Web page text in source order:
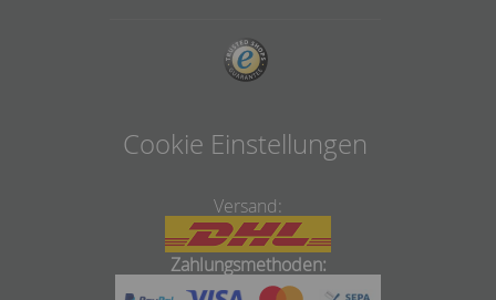
Cookie Einstellungen
Versand:
Zahlungsmethoden: